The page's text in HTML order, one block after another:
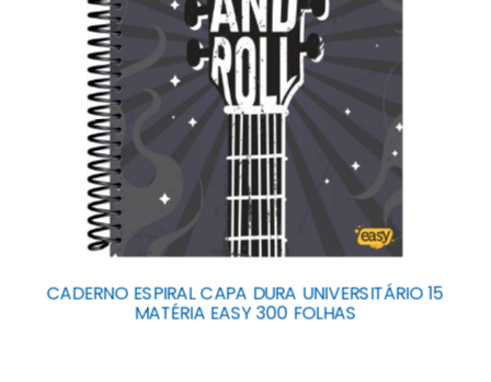
CADERNO ESPIRAL CAPA DURA UNIVERSITÁRIO 15
MATÉRIA EASY 300 FOLHAS